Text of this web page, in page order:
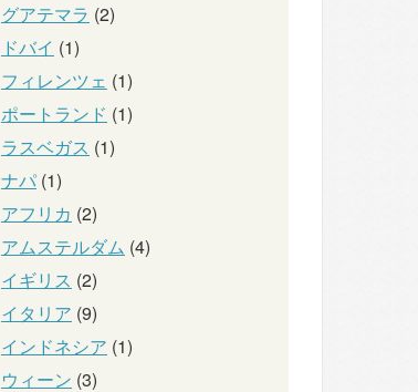
グアテマラ (2)
ドバイ (1)
フィレンツェ (1)
ポートランド (1)
ラスベガス (1)
ナパ (1)
アフリカ (2)
アムステルダム (4)
イギリス (2)
イタリア (9)
インドネシア (1)
ウィーン (3)